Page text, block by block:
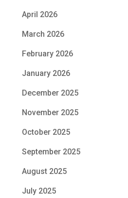
April 2026
March 2026
February 2026
January 2026
December 2025
November 2025
October 2025
September 2025
August 2025
July 2025